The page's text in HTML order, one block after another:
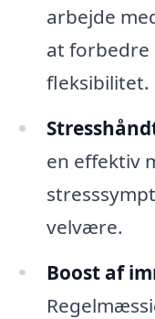
arbejde
at forbedre
fleksibilitet.
en effektiv
velvære.
Boost af